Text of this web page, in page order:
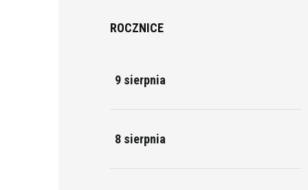
ROCZNICE
9 sierpnia
8 sierpnia